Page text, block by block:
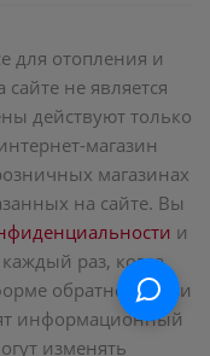
для отопления и
не является
действуют только
магазин
магазинах
на сайте. Вы
и
раз, когда
обратной связи
информационный
изменять